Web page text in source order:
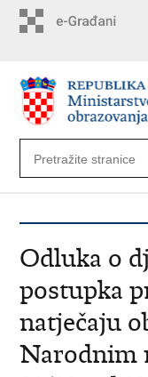
Odluka o
postupka
natječaju
Narodnim